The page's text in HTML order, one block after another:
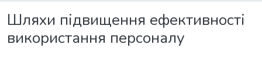
Шляхи підвищення ефективності
використання персоналу